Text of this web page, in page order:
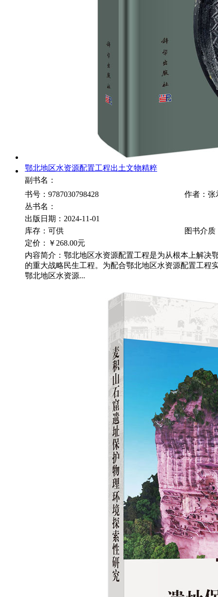
鄂北地区水资源配置工程出土文物精粹
副书名：
书号：9787030798428
作者：张
丛书名：
出版日期：2024-11-01
库存：可供
图书介质
定价：
￥268.00元
内容简介：鄂北地区水资源配置工程是为从根本上解决
的重大战略民生工程。为配合鄂北地区水资源配置工程
鄂北地区水资源...